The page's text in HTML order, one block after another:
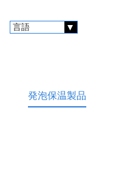
言語
発泡保温製品